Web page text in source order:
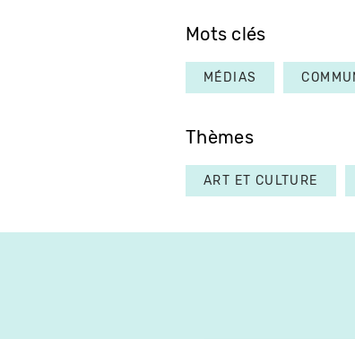
Mots clés
MÉDIAS
Thèmes
ART ET CULTURE